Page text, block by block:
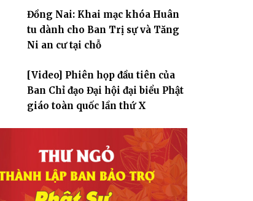
Đồng Nai: Khai mạc khóa Huân
tu dành cho Ban Trị sự và Tăng
Ni an cư tại chỗ
[Video] Phiên họp đầu tiên của
Ban Chỉ đạo Đại hội đại biểu Phật
giáo toàn quốc lần thứ X